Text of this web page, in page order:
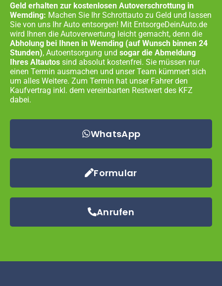
Geld erhalten zur kostenlosen Autoverschrottung in
Wemding: Machen Sie Ihr Schrottauto zu Geld und lassen
Sie von uns Ihr Auto entsorgen! Mit EntsorgeDeinAuto.de
wird Ihnen die Autoverwertung leicht gemacht, denn die
Abholung bei Ihnen in Wemding (auf Wunsch binnen 24
Stunden), Autoentsorgung und sogar die Abmeldung
Ihres Altautos sind absolut kostenfrei. Sie müssen nur
einen Termin ausmachen und unser Team kümmert sich
um alles Weitere. Zum Termin hat unser Fahrer den
Kaufvertrag inkl. dem vereinbarten Restwert des KFZ
dabei.
WhatsApp
Formular
Anrufen